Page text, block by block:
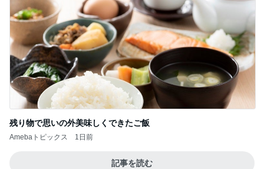
残り物で思いの外美味しくできたご飯
Amebaトピックス 1日前
記事を読む